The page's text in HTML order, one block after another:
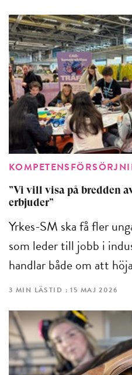
”Vi vill visa på bredden
erbjuder”
Yrkes-SM ska få fler
som leder till jobb i
handlar både om att
3 MIN LÄSTID : 15 MAJ 2026